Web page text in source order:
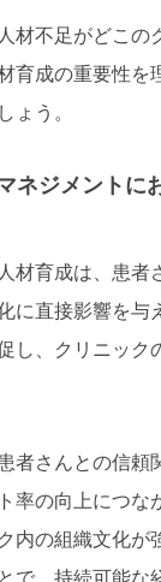
材不足がどこの
育成の重要性を
ょう。
ネジメントに
材育成は、患者
に直接影響を与
し、クリニック
者さんとの信頼
率の向上につな
内の組織文化が